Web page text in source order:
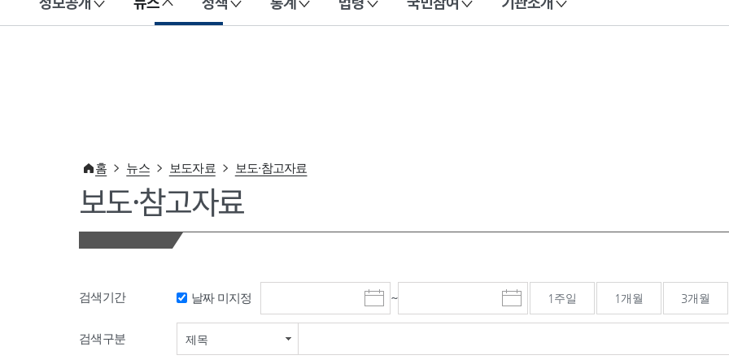
이 누리집은 대한민국 공식 전자정부 누리집입니다.
홈 뉴스 보도자료 보도·참고자료
보도·참고자료
검색기간 날짜 미지정
시
작
~
종
료
1주일 1개월 3개월
검색구분 제목